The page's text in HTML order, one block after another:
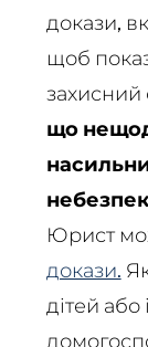
докази,
щоб
захисний
що
Юрист
докази.
дітей